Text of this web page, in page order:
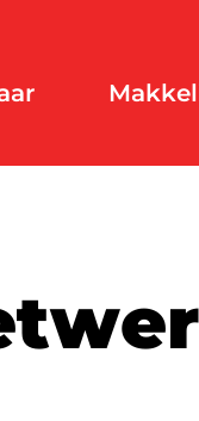
twer